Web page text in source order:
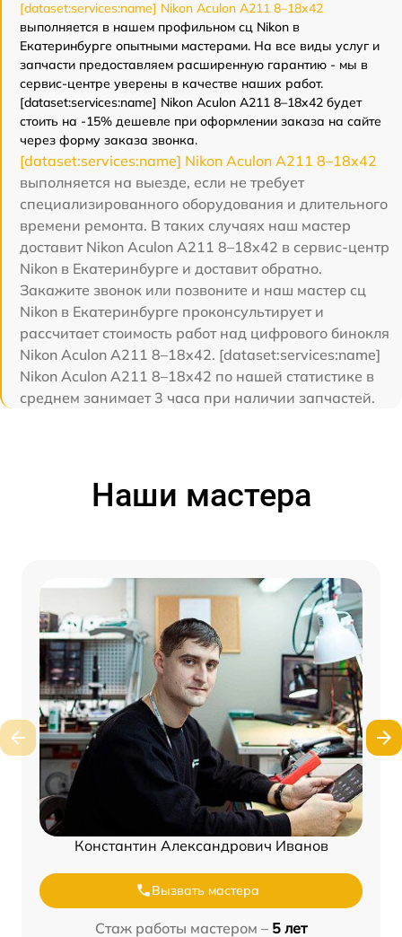
[dataset:services:name] Nikon Aculon A211 8–18x42
выполняется в нашем профильном сц Nikon в
Екатеринбурге опытными мастерами. На все виды услуг и
запчасти предоставляем расширенную гарантию - мы в
сервис-центре уверены в качестве наших работ.
[dataset:services:name] Nikon Aculon A211 8–18x42 будет
стоить на -15% дешевле при оформлении заказа на сайте
через форму заказа звонка.
[dataset:services:name] Nikon Aculon A211 8–18x42
выполняется на выезде, если не требует
специализированного оборудования и длительного
времени ремонта. В таких случаях наш мастер
доставит Nikon Aculon A211 8–18x42 в сервис-центр
Nikon в Екатеринбурге и доставит обратно.
Закажите звонок или позвоните и наш мастер сц
Nikon в Екатеринбурге проконсультирует и
рассчитает стоимость работ над цифрового бинокля
Nikon Aculon A211 8–18x42. [dataset:services:name]
Nikon Aculon A211 8–18x42 по нашей статистике в
среднем занимает 3 часа при наличии запчастей.
Наши мастера
Константин Александрович Иванов
Вызвать мастера
Стаж работы мастером – 5 лет